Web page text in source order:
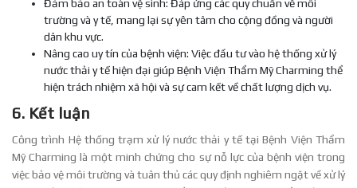
Đảm bảo an toàn vệ sinh: Đáp ứng các quy chuẩn về môi
trường và y tế, mang lại sự yên tâm cho cộng đồng và người
dân khu vực.
Nâng cao uy tín của bệnh viện: Việc đầu tư vào hệ thống xử lý
nước thải y tế hiện đại giúp Bệnh Viện Thẩm Mỹ Charming thể
hiện trách nhiệm xã hội và sự cam kết về chất lượng dịch vụ.
6. Kết luận
Công trình Hệ thống trạm xử lý nước thải y tế tại Bệnh Viện Thẩm
Mỹ Charming là một minh chứng cho sự nỗ lực của bệnh viện trong
việc bảo vệ môi trường và tuân thủ các quy định nghiêm ngặt về xử lý